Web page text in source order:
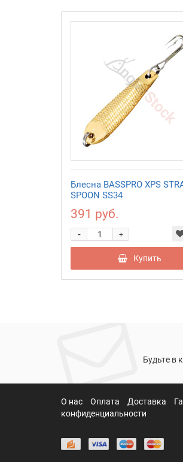
Блесна BASSPRO XPS
SPOON SS34
391 руб.
+
-
Купить
Будьте в
О нас Оплата Доставка
конфиденциальности